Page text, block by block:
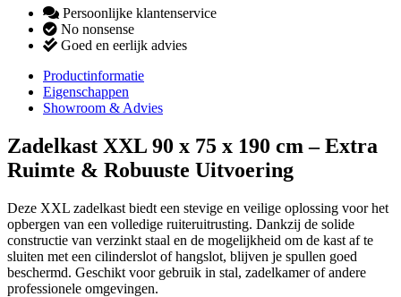
Persoonlijke klantenservice
No nonsense
Goed en eerlijk advies
Productinformatie
Eigenschappen
Showroom & Advies
Zadelkast XXL 90 x 75 x 190 cm – Extra
Ruimte & Robuuste Uitvoering
Deze XXL zadelkast biedt een stevige en veilige oplossing voor het
opbergen van een volledige ruiteruitrusting. Dankzij de solide
constructie van verzinkt staal en de mogelijkheid om de kast af te
sluiten met een cilinderslot of hangslot, blijven je spullen goed
beschermd. Geschikt voor gebruik in stal, zadelkamer of andere
professionele omgevingen.